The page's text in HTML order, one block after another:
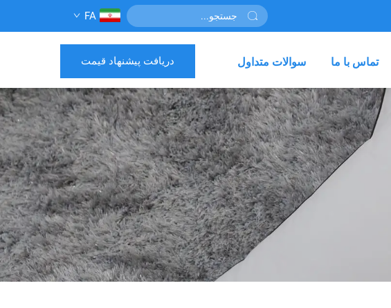
FA
تماس با ما سوالات متداول دریافت پیشنهاد قیمت